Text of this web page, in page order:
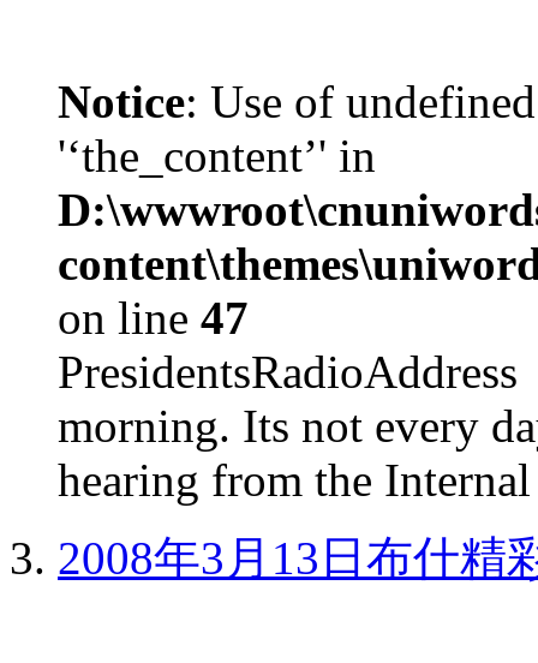
Notice: Use of
'‘the_content’' in
on line 47
morning. Its not every
hearing from the
2008年3月13日布什精